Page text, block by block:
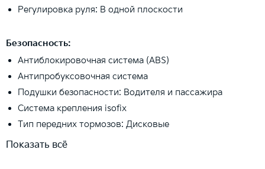
Регулировка руля: В одной плоскости
Безопасность:
Антиблокировочная система (ABS)
Антипробуксовочная система
Подушки безопасности: Водителя и пассажира
Система крепления isofix
Тип передних тормозов: Дисковые
Показать всё